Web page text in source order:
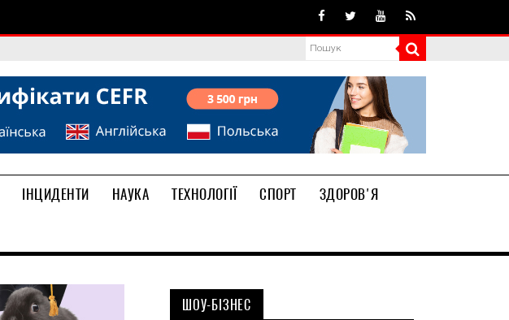
ІНЦИДЕНТИ НАУКА ТЕХНОЛОГІЇ СПОРТ
ЗДОРОВ'Я
ШОУ-БІЗНЕС